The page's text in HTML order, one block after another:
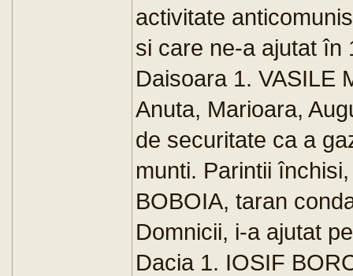
activitate
si care ne-a ajutat în
Daisoara 1. VASILE
Anuta, Marioara,
de securitate ca a
munti. Parintii
BOBOIA, taran
Domnicii, i-a ajutat
Dacia 1. IOSIF